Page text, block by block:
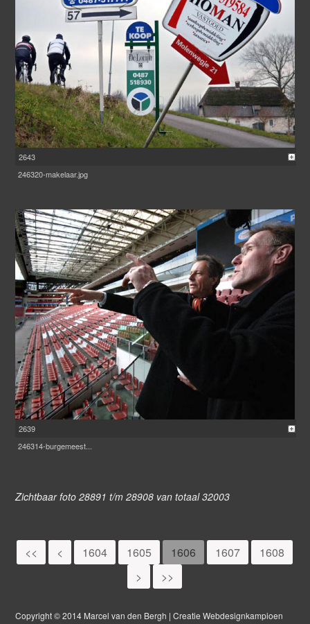
2643
246320-makelaar.jpg
2639
246314-burgemeest...
Zichtbaar foto 28891 t/m 28908 van totaal 32003
<< < 1604 1605 1606 1607
1608
>
>>
Copyright © 2014 Marcel van den Bergh | Creatie Webdesignkampioen